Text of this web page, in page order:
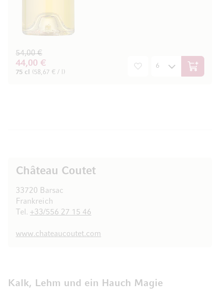
44,00 €
54,00 €
75 cl (58,67 € / l) In den
Château Coutet
33720 Barsac
Frankreich
Tel. +33/556 27 15 46
www.chateaucoutet.com
Kalk, Lehm und ein Hauch Magie